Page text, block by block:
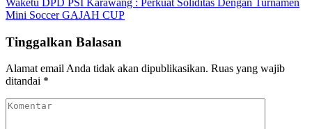
Mini Soccer GAJAH CUP
Tinggalkan Balasan
Alamat email Anda tidak akan dipublikasikan. Ruas yang wajib
ditandai *